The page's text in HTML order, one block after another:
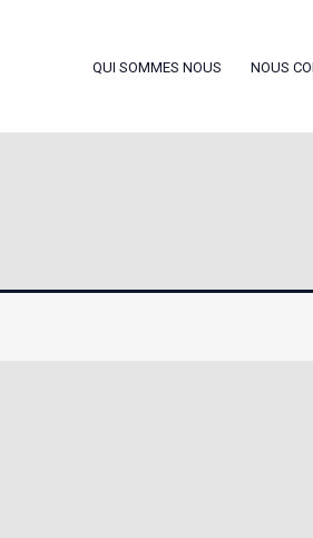
QUI SOMMES NOUS NOUS